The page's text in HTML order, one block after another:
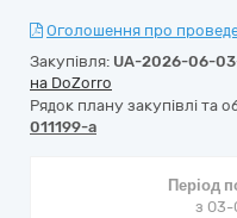
Оголошення про
Закупівля: UA-2026-06-
на DoZorro
Рядок плану закупівлі та
011199-a
Період
з 03-